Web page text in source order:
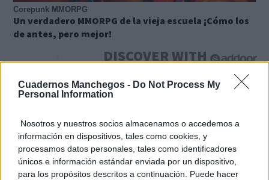
Cuadernos Manchegos - Do Not Process My
Personal Information
Nosotros y nuestros socios almacenamos o accedemos a
información en dispositivos, tales como cookies, y
procesamos datos personales, tales como identificadores
únicos e información estándar enviada por un dispositivo,
para los propósitos descritos a continuación. Puede hacer
Corepunk MMORPG
Un verdadero MMORPG de la vieja escuela ¡Cómo los
de antes, pero mejor!
DISCOVER WITH
‘Chiqui-Clan’ llega a El Provencio con los
07/08/2026
Un paseo por las Flores y Frutos de la